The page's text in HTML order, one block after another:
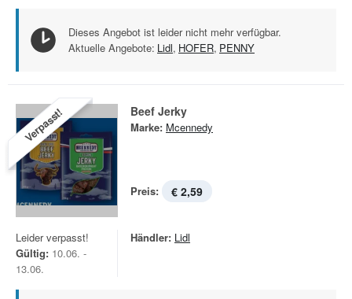
Dieses Angebot ist leider nicht mehr verfügbar.
Aktuelle Angebote: Lidl, HOFER, PENNY
Verpasst! Beef Jerky
Marke: Mcennedy
Preis: € 2,59
Leider verpasst!
Gültig: 10.06. -
13.06.
Händler: Lidl